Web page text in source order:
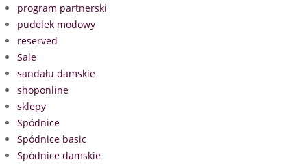
program partnerski
pudelek modowy
reserved
Sale
sandału damskie
shoponline
sklepy
Spódnice
Spódnice basic
Spódnice damskie